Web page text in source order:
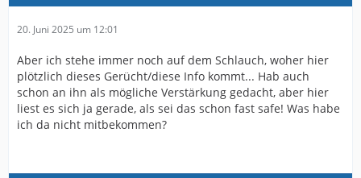
20. Juni 2025 um 12:01
Aber ich stehe immer noch auf dem Schlauch, woher hier
plötzlich dieses Gerücht/diese Info kommt... Hab auch
schon an ihn als mögliche Verstärkung gedacht, aber hier
liest es sich ja gerade, als sei das schon fast safe! Was habe
ich da nicht mitbekommen?